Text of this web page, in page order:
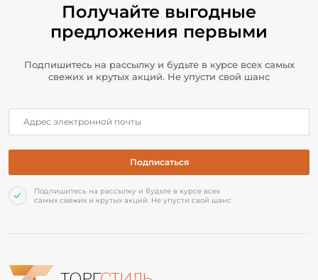
Получайте выгодные
предложения первыми
Подпишитесь на рассылку и будьте в курсе всех самых
свежих и крутых акций. Не упусти свой шанс
Подпишитесь на рассылку и будьте в курсе всех
самых свежих и крутых акций. Не упусти свой шанс